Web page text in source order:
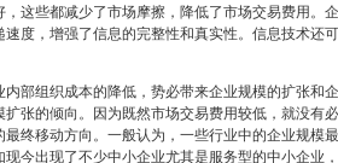
，这些都减少了市场摩擦，降低了市场交易费用。
速度，增强了信息的完整性和真实性。信息技术还
组织成本的降低，势必带来企业规模的扩张和
扩张的倾向。因为既然市场交易费用较低，就没有
最终移动方向。一般认为，一些行业中的企业规模
现今出现了不少中小企业尤其是服务型的中小企业